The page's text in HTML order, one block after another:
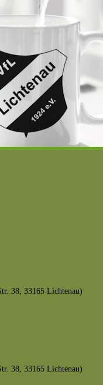
38, 33165 Lichtenau)
38, 33165 Lichtenau)